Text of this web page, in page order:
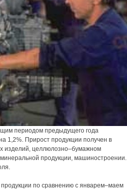
периодом предыдущего года
1,2%. Прирост продукции получен в
изделий, целлюлозно–бумажном
продукции, машиностроении.
по сравнению с январем–маем